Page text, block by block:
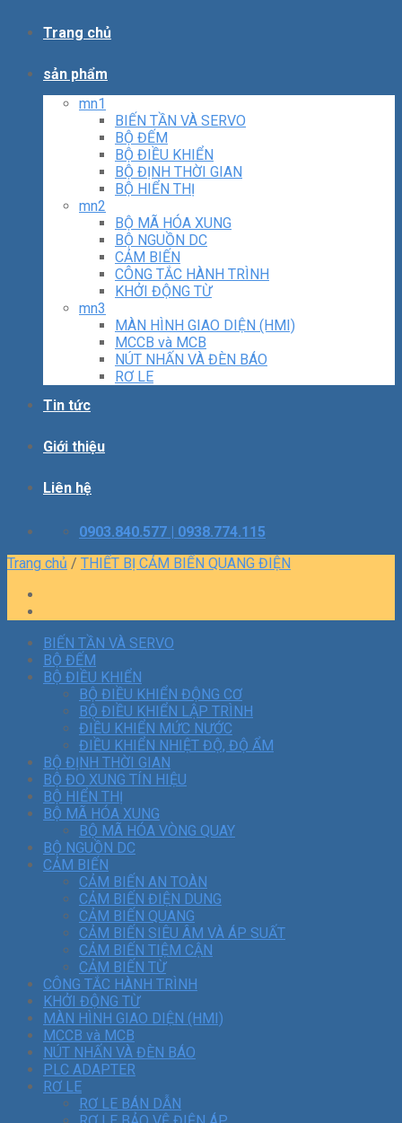
Trang chủ
sản phẩm
mn1
BIẾN TẦN VÀ SERVO
BỘ ĐẾM
BỘ ĐIỀU KHIỂN
BỘ ĐỊNH THỜI GIAN
BỘ HIỂN THỊ
mn2
BỘ MÃ HÓA XUNG
BỘ NGUỒN DC
CẢM BIẾN
CÔNG TẮC HÀNH TRÌNH
KHỞI ĐỘNG TỪ
mn3
MÀN HÌNH GIAO DIỆN (HMI)
MCCB và MCB
NÚT NHẤN VÀ ĐÈN BÁO
RƠ LE
Tin tức
Giới thiệu
Liên hệ
0903.840.577 | 0938.774.115
Trang chủ / THIẾT BỊ CẢM BIẾN QUANG ĐIỆN
BIẾN TẦN VÀ SERVO
BỘ ĐẾM
BỘ ĐIỀU KHIỂN
BỘ ĐIỀU KHIỂN ĐỘNG CƠ
BỘ ĐIỀU KHIỂN LẬP TRÌNH
ĐIỀU KHIỂN MỨC NƯỚC
ĐIỀU KHIỂN NHIỆT ĐỘ, ĐỘ ẨM
BỘ ĐỊNH THỜI GIAN
BỘ ĐO XUNG TÍN HIỆU
BỘ HIỂN THỊ
BỘ MÃ HÓA XUNG
BỘ MÃ HÓA VÒNG QUAY
BỘ NGUỒN DC
CẢM BIẾN
CẢM BIẾN AN TOÀN
CẢM BIẾN ĐIỆN DUNG
CẢM BIẾN QUANG
CẢM BIẾN SIÊU ÂM VÀ ÁP SUẤT
CẢM BIẾN TIỆM CẬN
CẢM BIẾN TỪ
CÔNG TẮC HÀNH TRÌNH
KHỞI ĐỘNG TỪ
MÀN HÌNH GIAO DIỆN (HMI)
MCCB và MCB
NÚT NHẤN VÀ ĐÈN BÁO
PLC ADAPTER
RƠ LE
RƠ LE BÁN DẪN